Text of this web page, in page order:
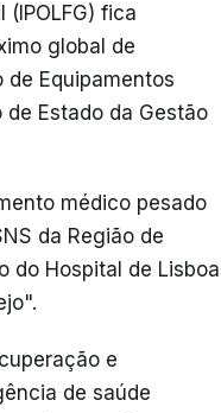
fica
global de
Equipamentos
de Estado da Gestão
médico pesado
da Região de
do Hospital de Lisboa
e
de saúde